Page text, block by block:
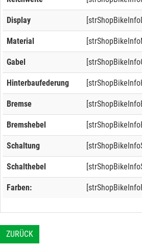
Display
Material
Gabel
Hinterbaufederung
Bremse
Bremshebel
Schaltung
Schalthebel
Farben:
ZURÜCK